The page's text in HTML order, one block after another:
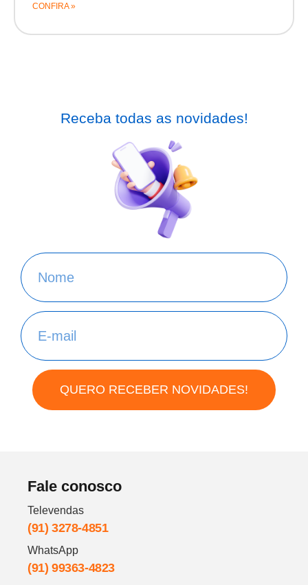
CONFIRA »
Receba todas as novidades!
QUERO RECEBER NOVIDADES!
Fale conosco
Televendas
(91) 3278-4851
WhatsApp
(91) 99363-4823